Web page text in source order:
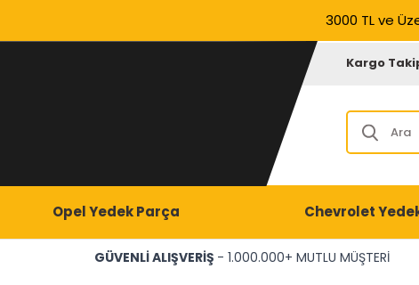
3000 TL ve
Kargo
Opel Yedek Parça Chevrolet
GÜVENLİ ALIŞVERİŞ - 1.000.000+ MUTLU MÜŞTERİ